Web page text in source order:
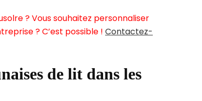
? Vous souhaitez personnaliser
? C’est possible ! Contactez-
de lit dans les